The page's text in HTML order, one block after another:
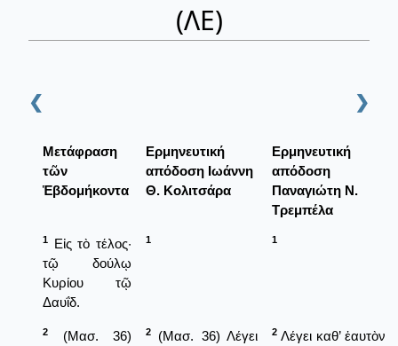
(ΛΕ)
❮ ❯
Μετάφραση
τῶν
Ἑβδομήκοντα
Ερμηνευτική
απόδοση Ιωάννη
Θ. Κολιτσάρα
Ερμηνευτική
απόδοση
Παναγιώτη Ν.
Τρεμπέλα
1
Εἰς τὸ τέλος·
τῷ δούλῳ
Κυρίου τῷ
Δαυΐδ.
1 1
2
(Μασ. 36)
2
(Μασ. 36) Λέγει
2 Λέγει καθ’ ἑαυτὸν